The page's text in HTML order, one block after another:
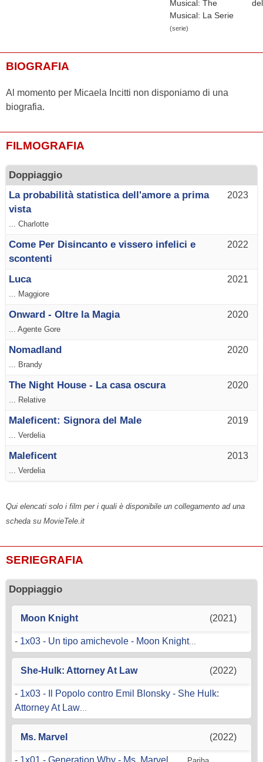
Musical: The
Musical: La Serie
(serie)
BIOGRAFIA
Al momento per Micaela Incitti non disponiamo di una
biografia.
FILMOGRAFIA
Doppiaggio
2023
La probabilità statistica dell'amore a prima
vista
... Charlotte
2022
Come Per Disincanto e vissero infelici e
scontenti
2021
Luca
... Maggiore
2020
Onward - Oltre la Magia
... Agente Gore
2020
Nomadland
... Brandy
2020
The Night House - La casa oscura
... Relative
2019
Maleficent: Signora del Male
... Verdelia
2013
Maleficent
... Verdelia
Qui elencati solo i film per i quali è disponibile un collegamento ad una
scheda su MovieTele.it
SERIEGRAFIA
Doppiaggio
Moon Knight (2021)
- 1x03 - Un tipo amichevole - Moon Knight...
She-Hulk: Attorney At Law (2022)
- 1x03 - Il Popolo contro Emil Blonsky - She Hulk:
Attorney At Law...
Ms. Marvel (2022)
- 1x01 - Generation Why - Ms. Marvel